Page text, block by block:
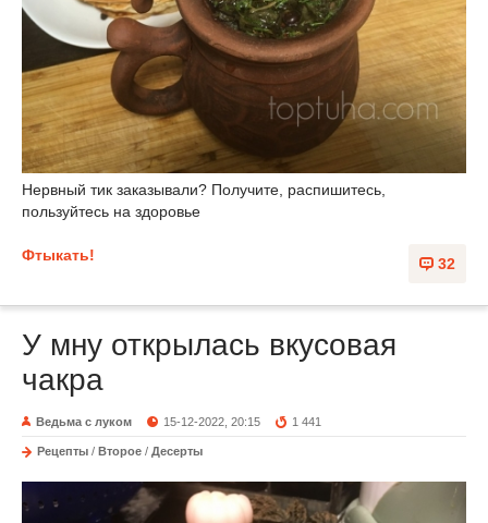
Нервный тик заказывали? Получите, распишитесь,
пользуйтесь на здоровье
32
Фтыкать!
У мну открылась вкусовая
чакра
Ведьма с луком 15-12-2022, 20:15 1 441
Рецепты / Второе / Десерты